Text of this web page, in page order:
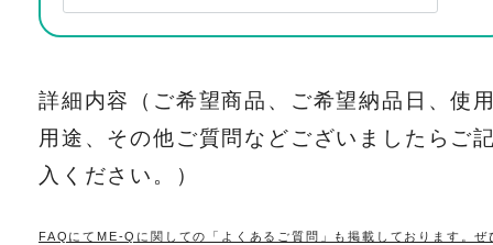
詳細内容（ご希望商品、ご希望納品日、使
用途、その他ご質問などございましたらご
入ください。）
FAQにてME-Qに関しての「よくあるご質問」も掲載しております。ぜ